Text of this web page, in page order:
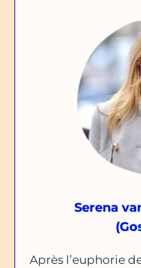
Serena
Après l’euphorie